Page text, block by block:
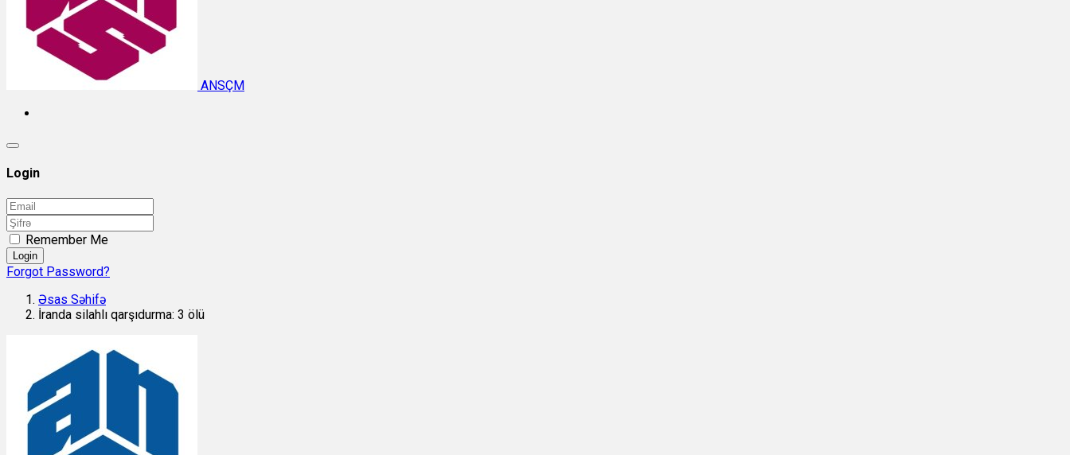
ANSÇM
Login
Remember Me
Login
Forgot Password?
Əsas Səhifə
İranda silahlı qarşıdurma: 3 ölü